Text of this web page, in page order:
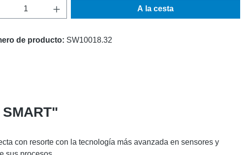
del producto: introduce la cantidad
A la cesta
de producto: SW10018.32
con resorte con la tecnología más avanzada en sensores y